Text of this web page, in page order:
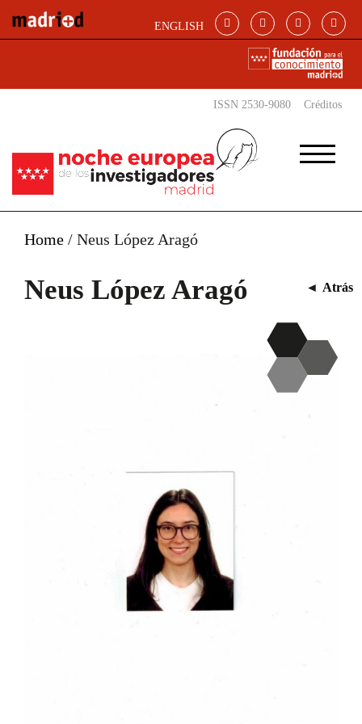
ENGLISH
ISSN 2530-9080 Créditos
Home / Neus López Aragó
Neus López Aragó ◄ Atrás